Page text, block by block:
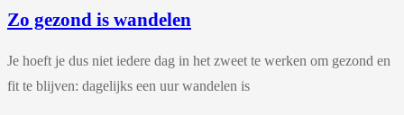
Zo gezond is wandelen
Je hoeft je dus niet iedere dag in het zweet te werken om gezond en
fit te blijven: dagelijks een uur wandelen is